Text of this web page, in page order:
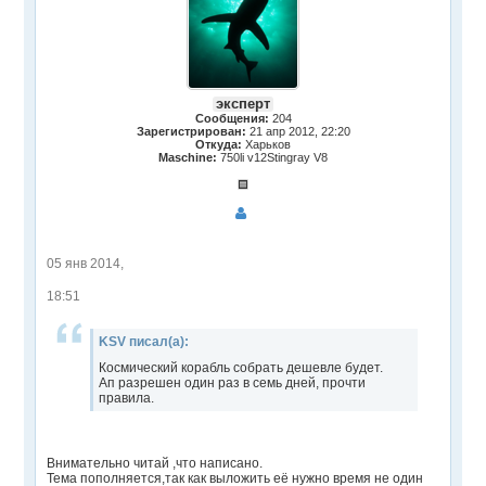
эксперт
Сообщения: 204
Зарегистрирован: 21 апр 2012, 22:20
Откуда: Харьков
Maschine: 750li v12Stingray V8
05 янв 2014,
18:51
KSV писал(а):
Космический корабль собрать дешевле будет.
Ап разрешен один раз в семь дней, прочти
правила.
Внимательно читай ,что написано.
Тема пополняется,так как выложить её нужно время не один